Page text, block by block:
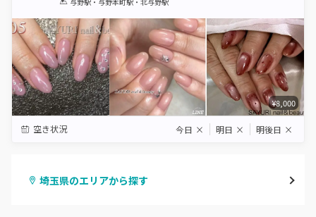
¥8,000
空き状況 今日 × 明日 × 明後日 ×
埼玉県のエリアから探す